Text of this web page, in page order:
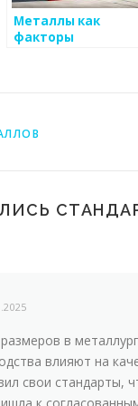
Металлы как
факторы
в
влияют на
свои стандарты,